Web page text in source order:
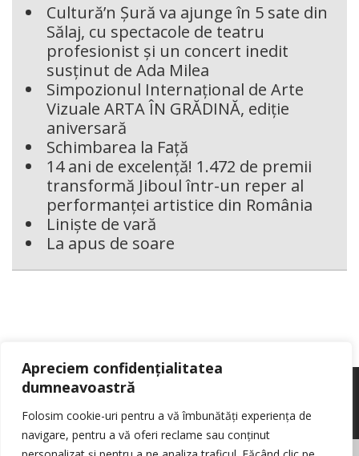
Apreciem confidențialitatea
dumneavoastră
Folosim cookie-uri pentru a vă îmbunătăți experiența de
navigare, pentru a vă oferi reclame sau conținut
Cultură’n Șură va ajunge în 5 sate din
Sălaj, cu spectacole de teatru
profesionist și un concert inedit
susținut de Ada Milea
Simpozionul Internațional de Arte
Vizuale ARTA ÎN GRĂDINĂ, ediție
aniversară
Schimbarea la Față
14 ani de excelență! 1.472 de premii
transformă Jiboul într-un reper al
performanței artistice din România
Liniște de vară
La apus de soare